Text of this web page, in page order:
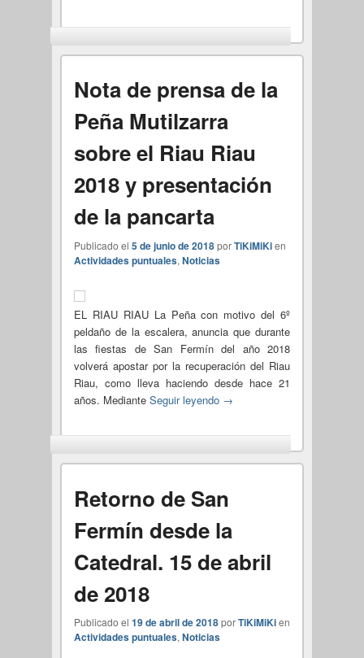
Nota de prensa de la
Peña Mutilzarra
sobre el Riau Riau
2018 y presentación
de la pancarta
Publicado el 5 de junio de 2018porTiKiMiKien
Actividades puntuales, Noticias
EL RIAU RIAU La Peña con motivo del 6º
peldaño de la escalera, anuncia que durante
las fiestas de San Fermín del año 2018
volverá apostar por la recuperación del Riau
Riau, como lleva haciendo desde hace 21
años. Mediante Seguir leyendo →
Retorno de San
Fermín desde la
Catedral. 15 de abril
de 2018
Publicado el 19 de abril de 2018porTiKiMiKien
Actividades puntuales,Noticias